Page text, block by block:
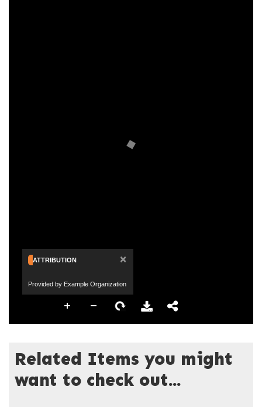
ATTRIBUTION ×
Provided by Example Organization
Related Items you might
want to check out...